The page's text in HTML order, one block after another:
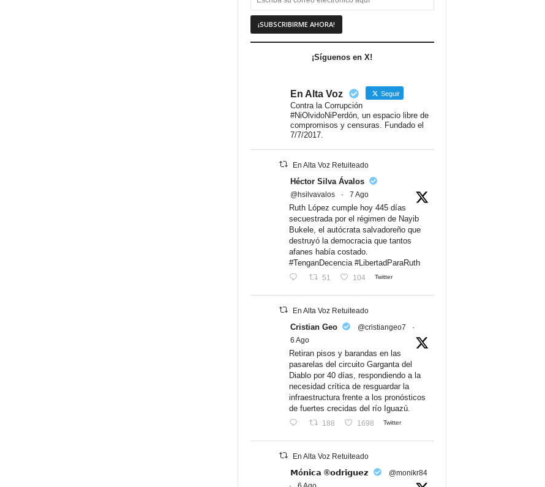
¡Síguenos en X!
En Alta Voz Seguir
Contra la Corrupción
#NiOlvidoNiPerdón, un espacio libre de
compromisos y censuras. Fundado el
7/7/2017.
En Alta Voz Retuiteado
Héctor Silva Ávalos
@hsilvavalos · 7 Ago
Ruth López cumple hoy 445 días
secuestrada por el régimen de Nayib
Bukele, el autócrata salvadoreño que
destruyó la democracia que tantos
afanes había costado.
#TenganDecencia #LibertadParaRuth
51 104 Twitter
En Alta Voz Retuiteado
Cristian Geo @cristiangeo7
·
6 Ago
Retiran pisos y barandas en las
pasarelas del circuito Garganta del
Diablo por 40 días, respondiendo a la
necesidad crítica de resguardar la
infraestructura frente a los pronósticos
de fuertes crecidas del río Iguazú.
188 1698 Twitter
En Alta Voz Retuiteado
𝗠ó𝗻𝗶𝗰𝗮 ®𝗼𝗱𝗿𝗶𝗴𝘂𝗲𝘇
@monikr84